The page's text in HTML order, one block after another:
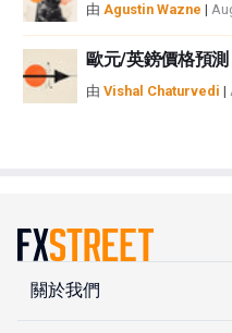
由 Agustin Wazne |
歐元/英鎊價格預
由 Vishal Chaturvedi |
關於我們